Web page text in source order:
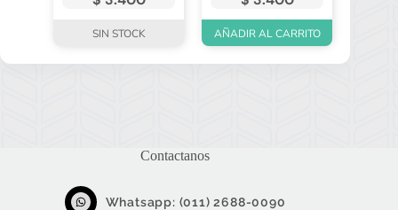
SIN STOCK AÑADIR AL CARRITO
Contactanos
Whatsapp: (011) 2688-0090